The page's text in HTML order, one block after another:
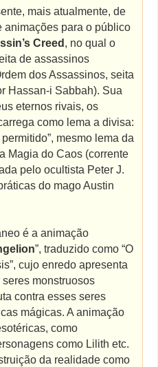
mais atualmente, de
animações para o público
Creed , no qual o
de assassinos
dos Assassinos, seita
Hassan-i Sabbah). Sua
eternos rivais, os
como lema a divisa:
mesmo lema da
Magia do Caos (corrente
pelo ocultista Peter J.
do mago Austin
é a animação
”, traduzido como “O
cujo enredo apresenta
monstruosos
contra esses seres
mágicas. A animação
como
como Lilith etc.
da realidade como